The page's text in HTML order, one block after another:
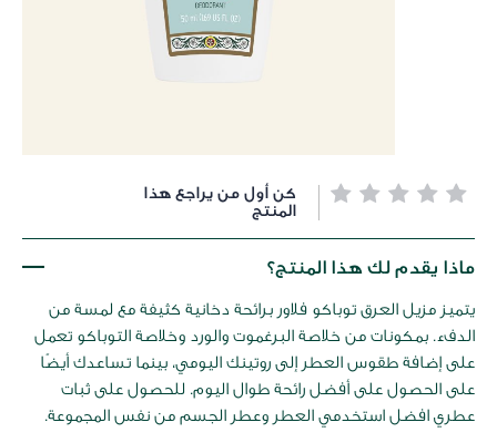
تخطي
بداية
معرض
كن أول من يراجع هذا
المنتج
ماذا يقدم لك هذا المنتج؟
يتميز مزيل العرق توباكو فلاور برائحة دخانية كثيفة مع لمسة من
الدفء. بمكونات من خلاصة البرغموت والورد وخلاصة التوباكو تعمل
على إضافة طقوس العطر إلى روتينك اليومي، بينما تساعدك أيضًا
على الحصول على أفضل رائحة طوال اليوم. للحصول على ثبات
عطري افضل استخدمي العطر وعطر الجسم من نفس المجموعة.